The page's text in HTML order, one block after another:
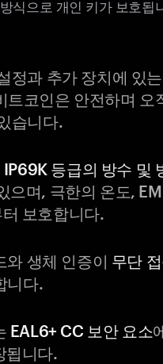
식으로 개인 키가 보호됩
정과 추가 장치에 있는
트코인은 안전하며 오
습니다.
IP69K 등급의 방수 및
으며, 극한의 온도,
보호합니다.
와 생체 인증이 무단
니다.
EAL6+ CC 보안 요소
됩니다.